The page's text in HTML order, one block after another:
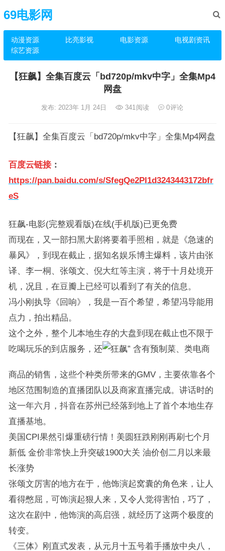
69电影网
动漫资源 比亮影视 电影资源
电视剧资讯
综艺资源
【狂飙】全集百度云「bd720p/mkv中字」全集Mp4
网盘
发布: 2023年 1月 24日 341阅读 0评论
【狂飙】全集百度云「bd720p/mkv中字」全集Mp4网盘
百度云链接：
https://pan.baidu.com/s/SfegQe2PI1d3243443172bfr
eS
狂飙-电影(完整观看版)在线(手机版)已更免费
而现在，又一部扫黑大剧将要着手照相，就是《急速的
暴风》，到现在截止，据知名娱乐博主爆料，该片由张
译、李一桐、张颂文、倪大红等主演，将于十月处境开
机，况且，在豆瓣上已经可以看到了有关的信息。
冯小刚执导《回响》，我是一百个希望，希望冯导能用
点力，拍出精品。
这个之外，整个儿本地生存的大盘到现在截止也不限于
吃喝玩乐的到店服务，还
含有预制菜、类电商
商品的销售，这些个种类所带来的GMV，主要依靠各个
地区范围制造的直播团队以及商家直播完成。讲话时的
这一年六月，抖音在苏州已经落到地上了首个本地生存
直播基地。
美国CPI果然引爆重磅行情！美圆狂跌刚刚再刷七个月
新低 金价非常快上升突破1900大关 油价创二月以来最
长涨势
张颂文厉害的地方在于，他饰演起窝囊的角色来，让人
看得憋屈，可饰演起狠人来，又令人觉得害怕，巧了，
这次在剧中，他饰演的高启强，就经历了这两个极度的
转变。
《三体》刚直式发表，从元月十五号着手播放中央八，